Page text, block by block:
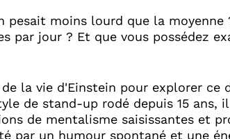
pesait moins lourd que la moyenne
par jour ? Et que vous possédez
la vie d'Einstein pour explorer ce
de stand-up rodé depuis 15 ans,
de mentalisme saisissantes et
par un humour spontané et une